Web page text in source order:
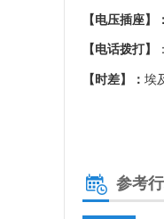
【电压插座】：
【电话拨打】
【时差】： 埃
参考